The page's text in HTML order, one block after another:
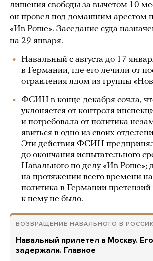
лишения свободы за вычетом 10
он провел под домашним арестом
«Ив Роше». Заседание суда
на 29 января.
Навальный с августа до 17
в Германии, где его лечили от
отравления ядом из группы
ФСИН в конце декабря сочла,
уклоняется от контроля
и потребовала от политика
явиться в одно из своих
Эти действия ФСИН
до окончания испытательного
Навального по делу «Ив Роше»;
на протяжении всего времени
политика в Германии претензий
к нему не было.
ВОЗВРАЩЕНИЕ НАВАЛЬНОГО В
Навальный прилетел в Москву.
задержали. Главное